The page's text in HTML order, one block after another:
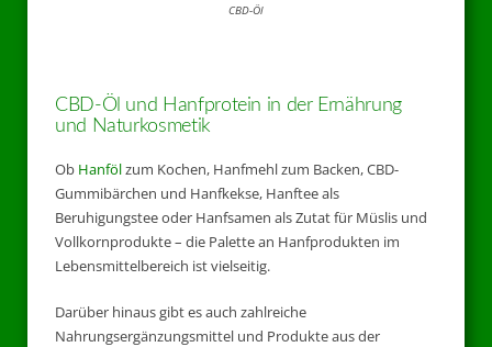
CBD-Öl
CBD-Öl und Hanfprotein in der Ernährung
und Naturkosmetik
Ob Hanfölzum Kochen, Hanfmehl zum Backen, CBD-
Gummibärchen und Hanfkekse, Hanftee als
Beruhigungstee oder Hanfsamen als Zutat für Müslis und
Vollkornprodukte – die Palette an Hanfprodukten im
Lebensmittelbereich ist vielseitig.
Darüber hinaus gibt es auch zahlreiche
Nahrungsergänzungsmittel und Produkte aus der